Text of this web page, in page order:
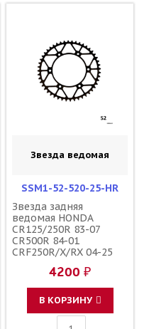
Звезда ведомая
SSM1-52-520-25-HR
Звезда задняя
ведомая HONDA
CR125/250R 83-07
CR500R 84-01
CRF250R/X/RX 04-25
зубов 52 / MRP JTR210
1-3559-52
4200 ₽
В КОРЗИНУ